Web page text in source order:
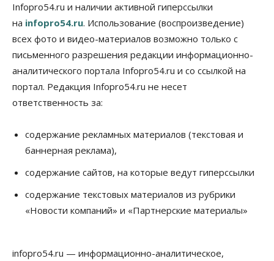
Недвижимость
Новосибирску нужны яркие объекты и
градообразующие общественные здания
10 Августа 2026, 14:30
Общество
Предложения по строительству частных
бомбоубежищ появились на российском рынке
10 Августа 2026, 14:00
Бизнес Общество
В Новосибирске сформировалось
профессиональное сообщество стендап-комиков
Недвижимость
Антон Рехтин: Вместе строим будущее
10 Августа 2026, 13:15
Цены в ресторанах Новосибирска выросли на 8%
Infopro54.ru и наличии активной гиперссылки
на infopro54.ru. Использование (воспроизведение)
всех фото и видео-материалов возможно только с
письменного разрешения редакции информационно-
аналитического портала Infopro54.ru и со ссылкой на
портал. Редакция Infopro54.ru не несет
ответственность за:
содержание рекламных материалов (текстовая и
баннерная реклама),
содержание сайтов, на которые ведут гиперссылки
содержание текстовых материалов из рубрики
«Новости компаний» и «Партнерские материалы»
infopro54.ru — информационно-аналитическое,